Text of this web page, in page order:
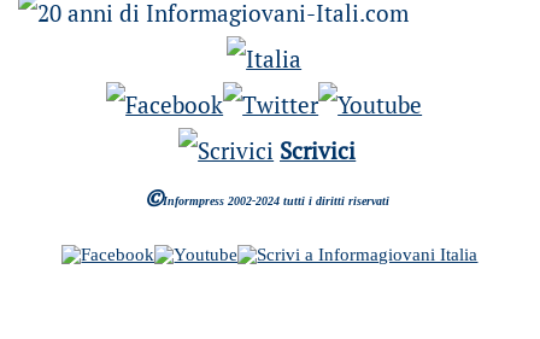
Scrivici
©Informpress 2002-2024 tutti i diritti riservati